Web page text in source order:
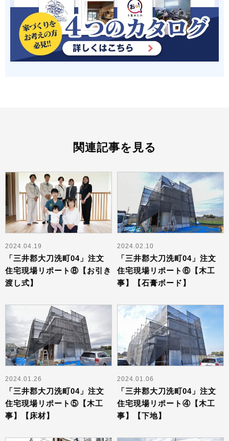
関連記事を見る
2024.04.19
「三井郡大刀洗町04」注文
住宅現場リポート⑧【お引き
渡し式】
2024.02.10
「三井郡大刀洗町04」注文
住宅現場リポート⑥【木工
事】【石膏ボード】
2024.01.26
「三井郡大刀洗町04」注文
住宅現場リポート⑤【木工
事】【床材】
2024.01.06
「三井郡大刀洗町04」注文
住宅現場リポート④【木工
事】【下地】